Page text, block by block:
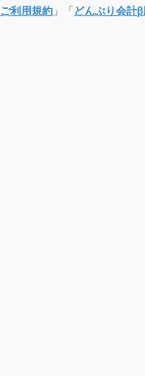
ご利用規約 」「 どんぶり会計